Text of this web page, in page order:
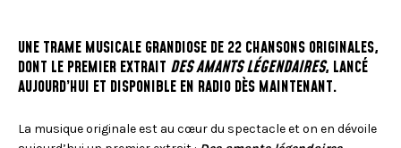
UNE TRAME MUSICALE GRANDIOSE DE 22 CHANSONS ORIGINALES,
DONT LE PREMIER EXTRAIT DES AMANTS LÉGENDAIRES, LANCÉ
AUJOURD’HUI ET DISPONIBLE EN RADIO DÈS MAINTENANT.
La musique originale est au cœur du spectacle et on en dévoile